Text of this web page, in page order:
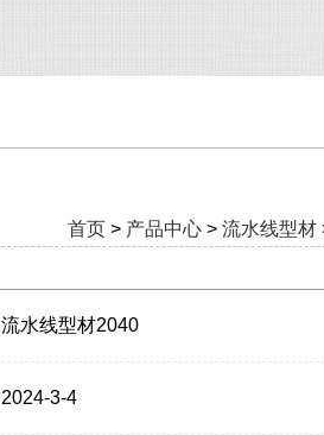
首页 > 产品中心 > 流水线型材
流水线型材2040
2024-3-4